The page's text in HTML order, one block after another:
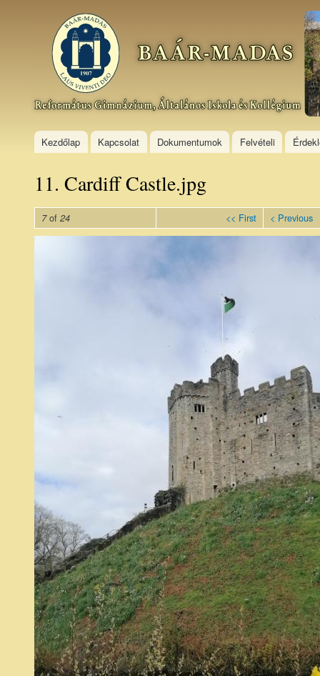
Baár–
Madas
Református
Gimnázium,
Általános
Kollégium
Kezdőlap Kapcsolat Dokumentumok Felvételi
11. Cardiff Castle.jpg
7of 24 << First < Previous